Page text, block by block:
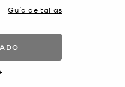
Guía de tallas